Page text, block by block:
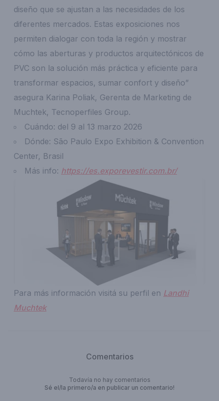
diseño que se ajustan a las necesidades de los
diferentes mercados. Estas exposiciones nos
permiten dialogar con toda la región y mostrar
cómo las aberturas y productos arquitectónicos de
PVC son la solución más práctica y eficiente para
transformar espacios, sumar confort y diseño”
asegura Karina Poliak, Gerenta de Marketing de
Muchtek, Tecnoperfiles Group.
Cuándo: del 9 al 13 marzo 2026
Dónde: São Paulo Expo Exhibition & Convention
Center, Brasil
Más info: https://es.exporevestir.com.br/
Para más información visitá su perfil en Landhi
Muchtek
Comentarios
Todavía no hay comentarios
Sé el/la primero/a en publicar un comentario!